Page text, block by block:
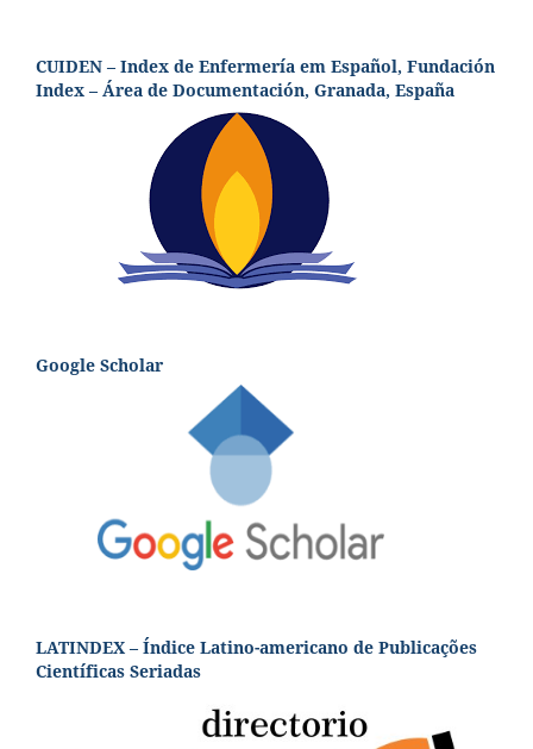
CUIDEN – Index de Enfermería em Español, Fundación
Index – Área de Documentación, Granada, España
Google Scholar
LATINDEX – Índice Latino-americano de Publicações
Científicas Seriadas